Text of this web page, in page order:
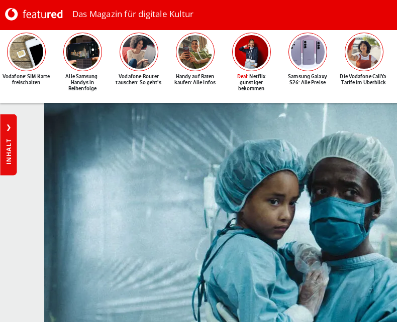
Das Magazin für digitale Kultur
Vodafone: SIM-Karte
freischalten
Alle Samsung-
Handys in
Reihenfolge
Vodafone-Router
tauschen: So geht's
Handy auf Raten
kaufen: Alle Infos
Deal: Netflix
günstiger
bekommen
Samsung Galaxy
S26: Alle Preise
Die Vodafone CallYa-
Tarife im Überblick
INHALT